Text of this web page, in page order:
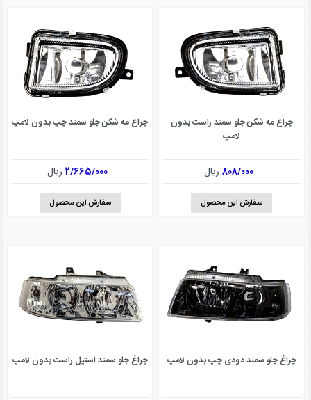
چراغ مه شکن جلو سمند راست بدون
لامپ
808/000ریال
سفارش این محصول
چراغ مه شکن جلو سمند چپ بدون لامپ
2/665/000ریال
سفارش این محصول
چراغ جلو سمند دودی چپ بدون لامپ چراغ جلو سمند استیل راست بدون لامپ